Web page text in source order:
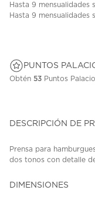
Hasta 9 mensualidades
Hasta 9 mensualidades
PUNTOS
Obtén 53 Puntos
DESCRIPCIÓN DE
Prensa para
dos tonos con detalle
DIMENSIONES